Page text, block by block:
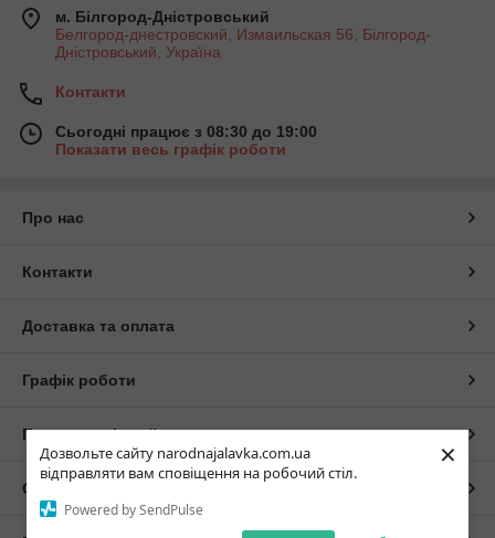
Дозвольте сайту narodnajalavka.com.ua
відправляти вам сповіщення на робочий стіл.
Powered by SendPulse
×
м. Білгород-Дністровський
Белгород-днестровский, Измаильская 56, Білгород-
Дністровський, Україна
Контакти
Сьогодні працює з 08:30 до 19:00
Показати весь графік роботи
Про нас
Контакти
Доставка та оплата
Графік роботи
Повна версія сайту
Сайт створено на маркетплейсі